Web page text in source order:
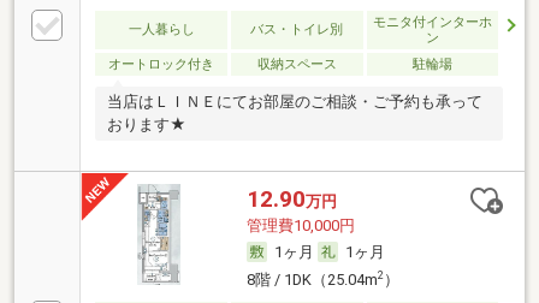
一人暮らし バス・トイレ別
モニタ付インターホ
ン
オートロック付き
収納スペース 駐輪場
当店はＬＩＮＥにてお部屋のご相談・ご予約も承って
おります★
12.90万円
管理費10,000円
1ヶ月
1ヶ月
8階 / 1DK（25.04m2）